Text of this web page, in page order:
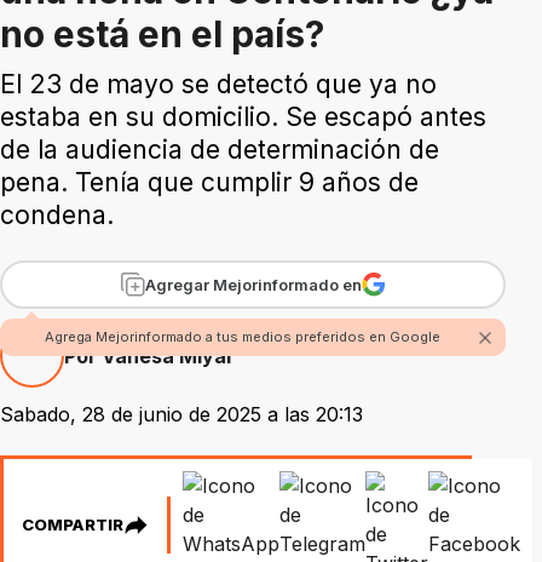
no está en el país?
El 23 de mayo se detectó que ya no
estaba en su domicilio. Se escapó antes
de la audiencia de determinación de
pena. Tenía que cumplir 9 años de
condena.
Agregar Mejorinformado en
Agrega Mejorinformado a tus medios preferidos en Google
Por Vanesa Miyar
Sabado, 28 de junio de 2025 a las 20:13
COMPARTIR